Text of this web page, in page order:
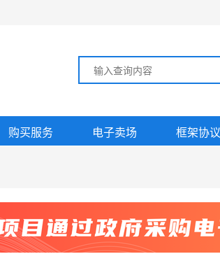
购买服务 电子卖场 框架协议